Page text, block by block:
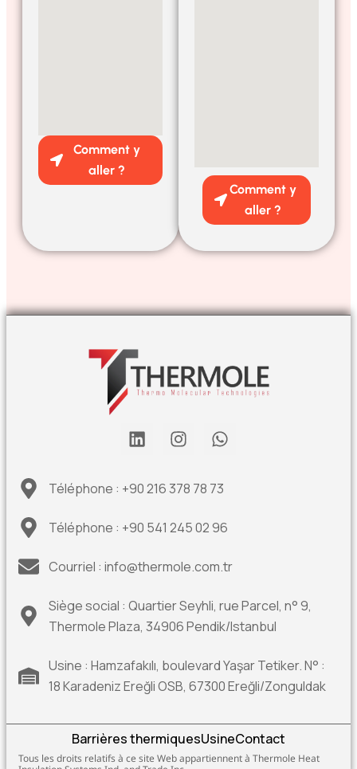
Comment y
aller ?
Comment y
aller ?
Téléphone : +90 216 378 78 73
Téléphone : +90 541 245 02 96
Courriel : info@thermole.com.tr
Siège social : Quartier Seyhli, rue Parcel, n° 9,
Thermole Plaza, 34906 Pendik/Istanbul
Usine : Hamzafakılı, boulevard Yaşar Tetiker. N° :
18 Karadeniz Ereğli OSB, 67300 Ereğli/Zonguldak
Tous les droits relatifs à ce site Web appartiennent à Thermole Heat
Barrières thermiquesUsineContact